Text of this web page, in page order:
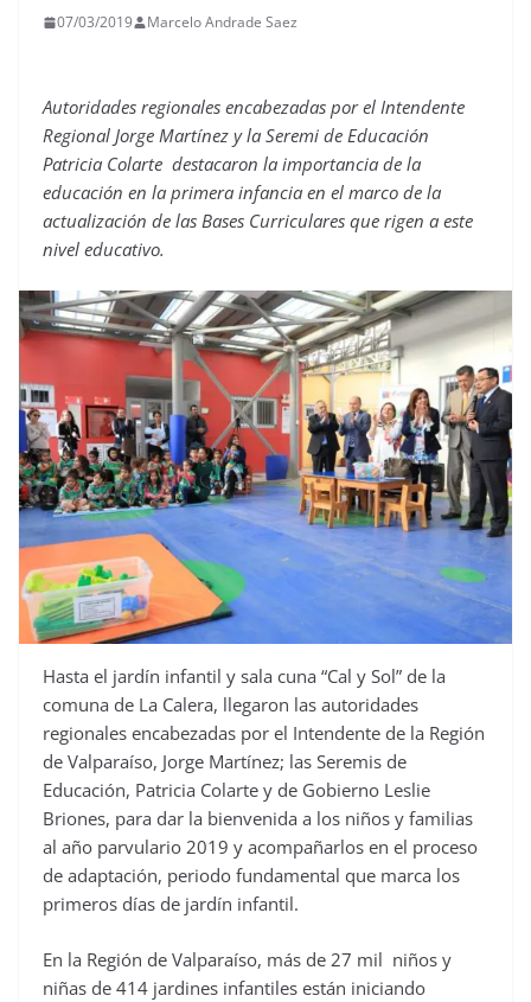
07/03/2019 Marcelo Andrade Saez
Autoridades regionales encabezadas por el Intendente
Regional Jorge Martínez y la Seremi de Educación
Patricia Colarte destacaron la importancia de la
educación en la primera infancia en el marco de la
actualización de las Bases Curriculares que rigen a este
nivel educativo.
Hasta el jardín infantil y sala cuna “Cal y Sol” de la
comuna de La Calera, llegaron las autoridades
regionales encabezadas por el Intendente de la Región
de Valparaíso, Jorge Martínez; las Seremis de
Educación, Patricia Colarte y de Gobierno Leslie
Briones, para dar la bienvenida a los niños y familias
al año parvulario 2019 y acompañarlos en el proceso
de adaptación, periodo fundamental que marca los
primeros días de jardín infantil.
En la Región de Valparaíso, más de 27 mil niños y
niñas de 414 jardines infantiles están iniciando